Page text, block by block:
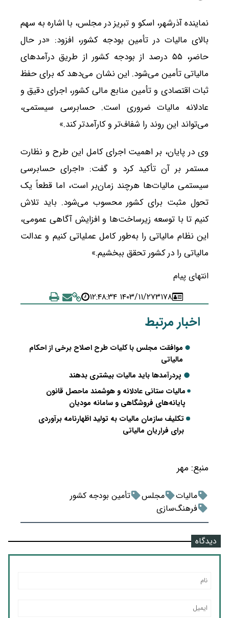
نماینده آذرشهر، اسکو و تبریز در مجلس، با اشاره به سهم
بالای مالیات در تأمین بودجه کشور، افزود: «در حال
حاضر، ۵۵ درصد از بودجه کشور از طریق درآمدهای
مالیاتی تأمین می‌شود. این نشان می‌دهد که برای حفظ
ثبات اقتصادی و تأمین منابع مالی کشور، اجرای دقیق و
عادلانه مالیات ضروری است. حسابرسی سیستمی،
می‌تواند این روند را شفاف‌تر و کارآمدتر کند.»
وی در پایان، بر اهمیت اجرای کامل این طرح و نظارت
مستمر بر آن تأکید کرد و گفت: «اجرای حسابرسی
سیستمی مالیات‌ها هرچند زمان‌بر است، اما قطعاً یک
تحول مثبت برای کشور محسوب می‌شود. باید تلاش
کنیم تا با توسعه زیرساخت‌ها و افزایش آگاهی عمومی،
این نظام مالیاتی را به‌طور کامل عملیاتی کنیم و عدالت
مالیاتی را در کشور تحقق ببخشیم.»
انتهای پیام
۳۱۷۸۱۴۰۳/۱۱/۲۷ ۱۲:۴۸:۳۴
اخبار مرتبط
موافقت مجلس با کلیات طرح اصلاح برخی از احکام
مالیاتی
پردرآمدها باید مالیات بیشتری بدهند
مالیات ستانی عادلانه و هوشمند ماحصل قانون
پایانه‌های فروشگاهی و سامانه مودیان
تکلیف سازمان مالیات به تولید اظهارنامه برآوردی
برای فراریان مالیاتی
منبع: مهر
مالیات مجلس
تأمین بودجه کشور
فرهنگ‌سازی
دیدگاه